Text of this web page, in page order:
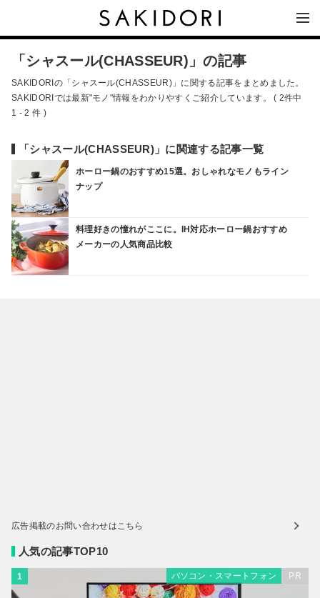
「シャスール(CHASSEUR)」の記事
SAKIDORIの「シャスール(CHASSEUR)」に関する記事をまとめました。
SAKIDORIでは最新"モノ"情報をわかりやすくご紹介しています。 ( 2件中
1 - 2 件 )
「シャスール(CHASSEUR)」に関連する記事一覧
ホーロー鍋のおすすめ15選。おしゃれなモノもライン
ナップ
料理好きの憧れがここに。IH対応ホーロー鍋おすすめ
メーカーの人気商品比較
広告掲載のお問い合わせはこちら
人気の記事TOP10
1 パソコン・スマートフォン PR